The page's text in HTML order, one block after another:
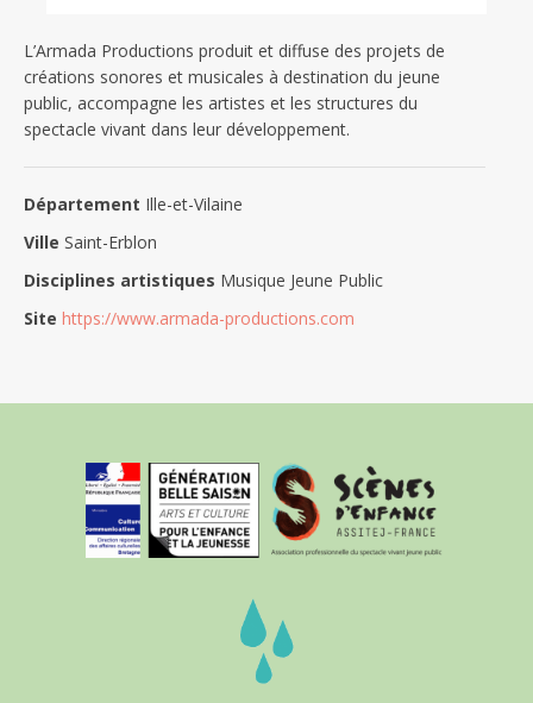
L’Armada Productions produit et diffuse des projets de
créations sonores et musicales à destination du jeune
public, accompagne les artistes et les structures du
spectacle vivant dans leur développement.
Département Ille-et-Vilaine
Ville Saint-Erblon
Disciplines artistiques Musique Jeune Public
Site https://www.armada-productions.com